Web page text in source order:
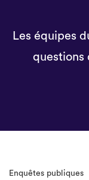
Les équipes
questions
Enquêtes publiques